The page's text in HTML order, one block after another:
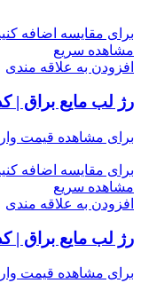
برای مقایسه اضافه
مشاهده سریع
افزودن به علاقه مندی
رژ لب مایع براق |
برای مشاهده قیمت
برای مقایسه اضافه
مشاهده سریع
افزودن به علاقه مندی
رژ لب مایع براق |
برای مشاهده قیمت